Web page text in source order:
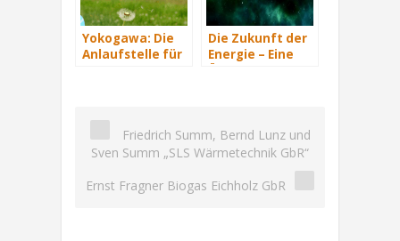
Yokogawa: Die
Anlaufstelle für
Energiemanagement
Die Zukunft der
Energie – Eine
Friedrich Summ, Bernd Lunz und
Sven Summ „SLS Wärmetechnik GbR“
Ernst Fragner Biogas Eichholz GbR